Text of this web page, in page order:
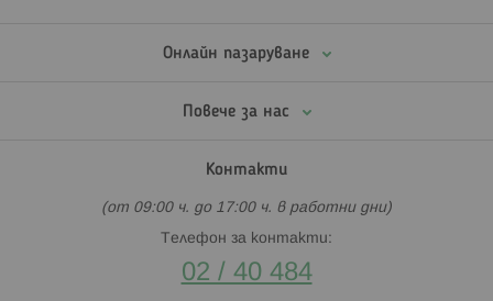
Онлайн пазаруване
Повече за нас
Контакти
(от 09:00 ч. до 17:00 ч. в работни дни)
Телефон за контакти:
02 / 40 484